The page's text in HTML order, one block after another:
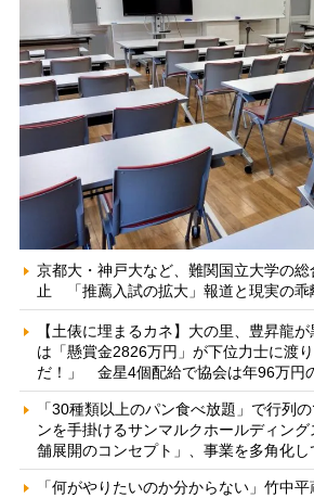
京都大・神戸大など、難関国立大学の
止 「推薦入試の拡大」報道と現実の乖
【土俵に埋まるカネ】大の里、豊昇龍
は「懸賞金2826万円」が下位力士に渡
だ！」 金星4個配給で協会は年96万円
「30種類以上のパン食べ放題」で行列
ンを手掛けるサンマルクホールディン
舗展開のコンセプト」、事業を多角化し
「何がやりたいのか分からない」竹中